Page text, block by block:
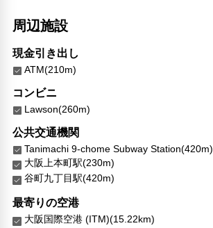
周辺施設
現金引き出し
ATM(210m)
コンビニ
Lawson(260m)
公共交通機関
Tanimachi 9-chome Subway Station(420m)
大阪上本町駅(230m)
谷町九丁目駅(420m)
最寄りの空港
大阪国際空港 (ITM)(15.22km)